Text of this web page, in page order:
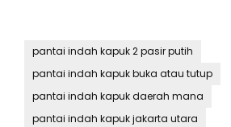
pantai indah kapuk 2 pasir putih
pantai indah kapuk buka atau tutup
pantai indah kapuk daerah mana
pantai indah kapuk jakarta utara